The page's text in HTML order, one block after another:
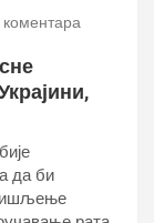
коментара
да би